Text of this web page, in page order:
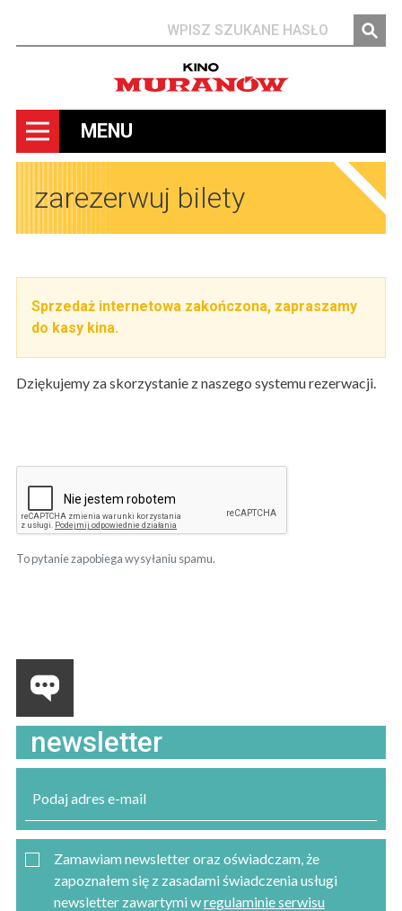
MENU
zarezerwuj bilety
Sprzedaż internetowa zakończona, zapraszamy
do kasy kina.
Dziękujemy za skorzystanie z naszego systemu rezerwacji.
To pytanie zapobiega wysyłaniu spamu.
newsletter
Zamawiam newsletter oraz oświadczam, że
zapoznałem się z zasadami świadczenia usługi
newsletter zawartymi wregulaminie serwisu